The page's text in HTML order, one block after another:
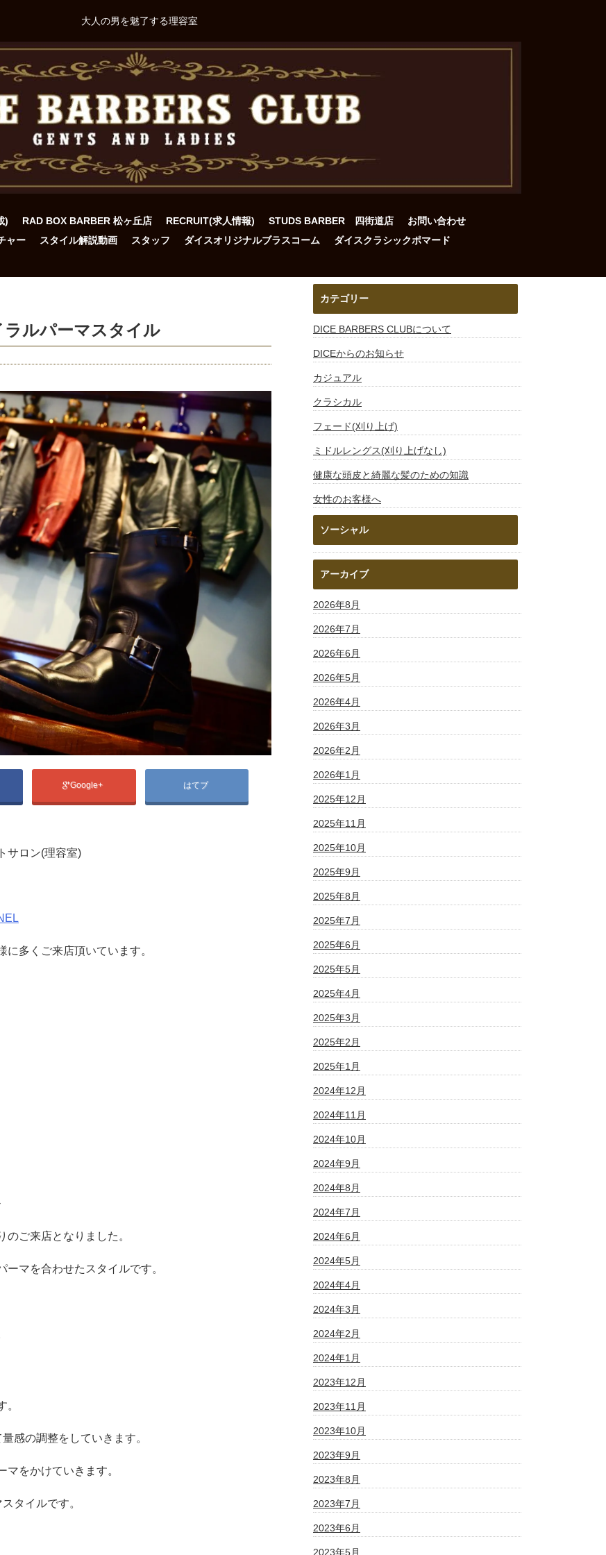
大人の男を魅了する理容室
) RAD BOX BARBER 松ヶ丘店 RECRUIT(求人情報) STUDS BARBER 四街道店
お問い合わせ
ャー スタイル解説動画 スタッフ ダイスオリジナルブラスコーム
ダイスクラシックポマード
ルパーマスタイル
Google+ はてブ
サロン(理容室)
多くご来店頂いています。
ご来店となりました。
マを合わせたスタイルです。
。
感の調整をしていきます。
をかけていきます。
タイルです。
カテゴリー
DICE BARBERS CLUBについて
DICEからのお知らせ
カジュアル
クラシカル
フェード(刈り上げ)
ミドルレングス(刈り上げなし)
健康な頭皮と綺麗な髪のための知識
女性のお客様へ
ソーシャル
アーカイブ
2026年8月
2026年7月
2026年6月
2026年5月
2026年4月
2026年3月
2026年2月
2026年1月
2025年12月
2025年11月
2025年10月
2025年9月
2025年8月
2025年7月
2025年6月
2025年5月
2025年4月
2025年3月
2025年2月
2025年1月
2024年12月
2024年11月
2024年10月
2024年9月
2024年8月
2024年7月
2024年6月
2024年5月
2024年4月
2024年3月
2024年2月
2024年1月
2023年12月
2023年11月
2023年10月
2023年9月
2023年8月
2023年7月
2023年6月
2023年5月